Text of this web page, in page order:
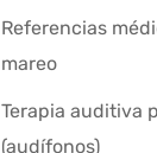
Referencias
mareo
Terapia auditiva
(audífonos)